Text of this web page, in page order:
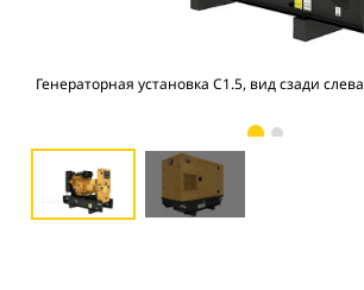
Генераторная установка C1.5, вид сзади слева